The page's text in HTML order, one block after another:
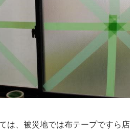
は、被災地では布テープですら店